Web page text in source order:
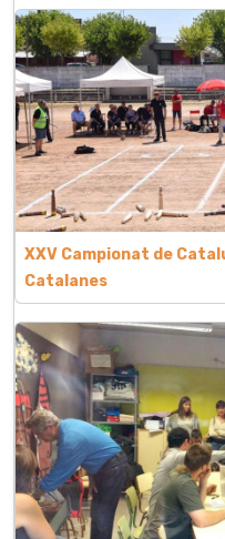
XXV Campionat de
Catalanes